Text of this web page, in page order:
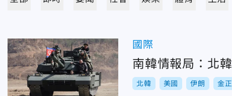
國際
南韓情報局：北
北韓 美國 伊朗 金